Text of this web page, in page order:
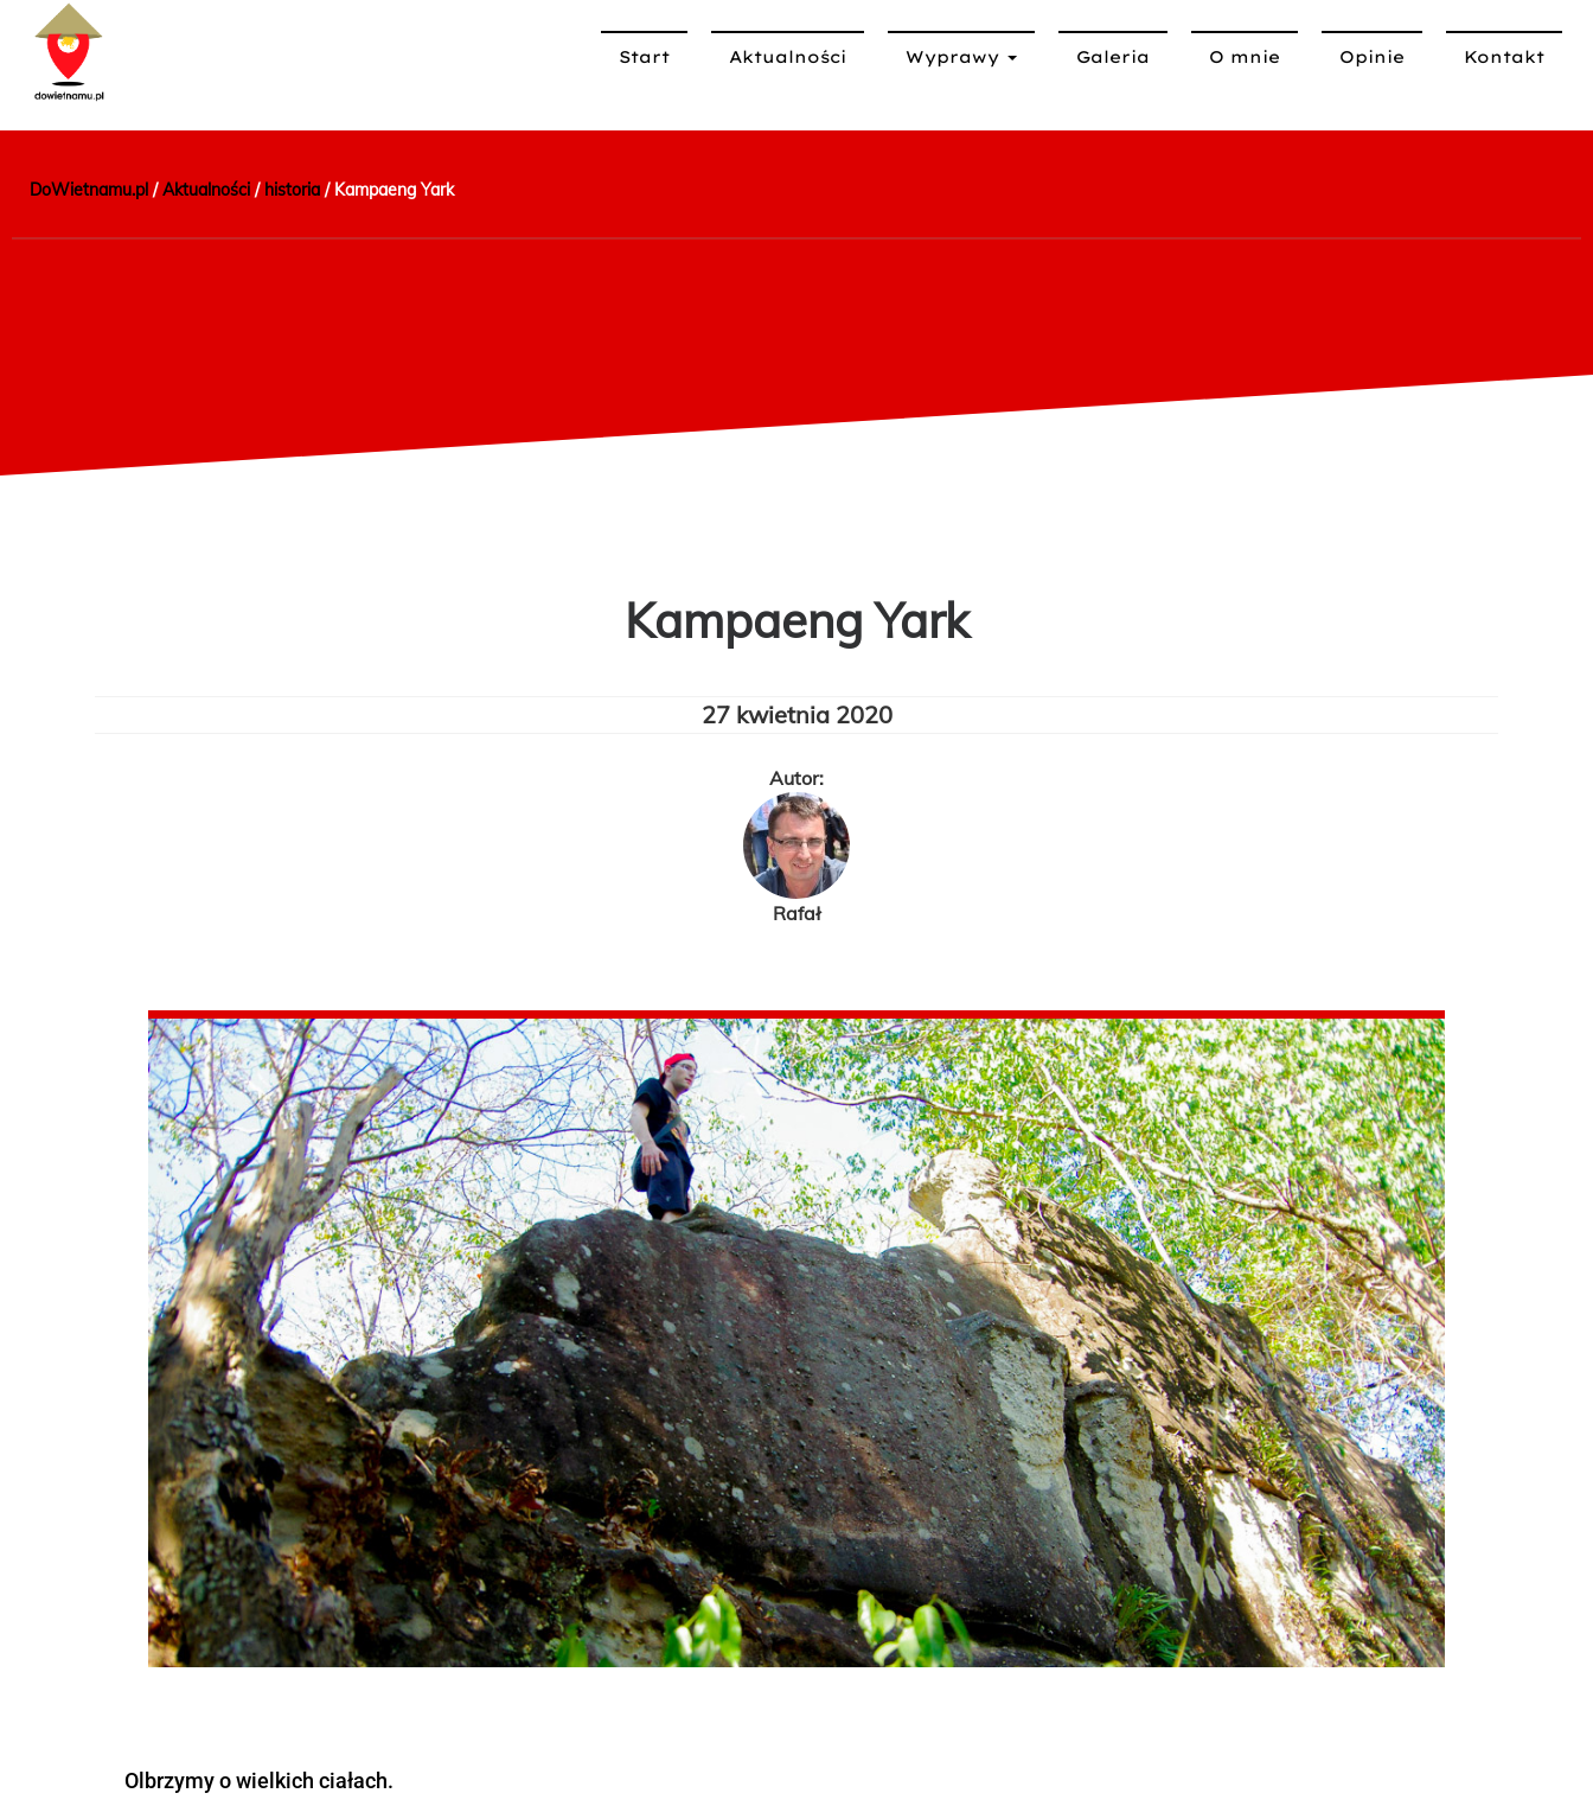
Start Aktualności Wyprawy Galeria O mnie Opinie Kontakt
DoWietnamu.pl /Aktualności / historia / Kampaeng Yark
Kampaeng Yark
27 kwietnia 2020
Autor:
Rafał
Olbrzymy o wielkich ciałach.